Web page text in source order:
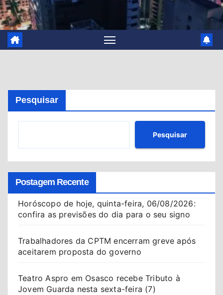
Pesquisar
Pesquisar
Postagem Recente
Horóscopo de hoje, quinta-feira, 06/08/2026:
confira as previsões do dia para o seu signo
Trabalhadores da CPTM encerram greve após
aceitarem proposta do governo
Teatro Aspro em Osasco recebe Tributo à
Jovem Guarda nesta sexta-feira (7)